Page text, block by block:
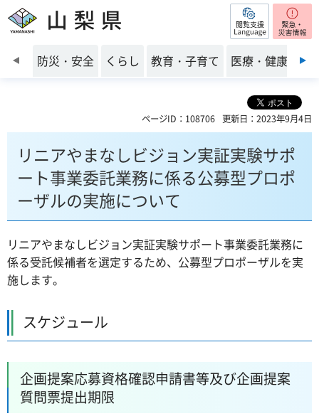
山梨県 閲覧支援
前のスライドを表示
防災・安全 くらし 教育・子育て 医療・健康・福
ページID：108706 更新日：2023年9月4日
リニアやまなしビジョン実証実験サポ
ート事業委託業務に係る公募型プロポ
ーザルの実施について
リニアやまなしビジョン実証実験サポート事業委託業務に
係る受託候補者を選定するため、公募型プロポーザルを実
施します。
スケジュール
企画提案応募資格確認申請書等及び企画提案
質問票提出期限